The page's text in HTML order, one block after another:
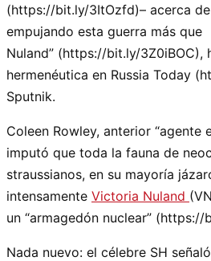
(https://bit.ly/3ItOzfd)– acerca
empujando esta guerra más que
Nuland
(https://bit.ly/3Z0iBOC),
hermenéutica en Russia Today
Sputnik.
Coleen Rowley, anterior agente
imputó que toda la fauna de
straussianos, en su mayoría
intensamente Victoria Nuland
un armagedón nuclear (https://
Nada nuevo: el célebre SH